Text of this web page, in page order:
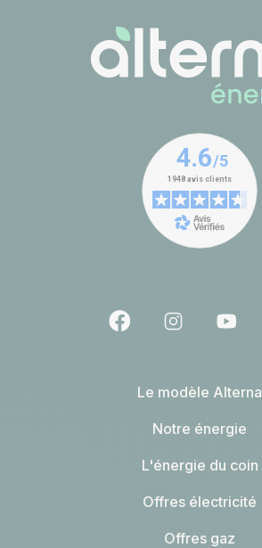
Le modèle Alterna
Notre énergie
L'énergie du coin
Offres électricité
Offres gaz